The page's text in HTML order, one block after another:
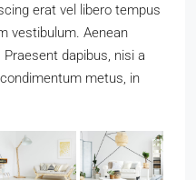
erat vel libero tempus
vestibulum. Aenean
dapibus, nisi a
metus, in